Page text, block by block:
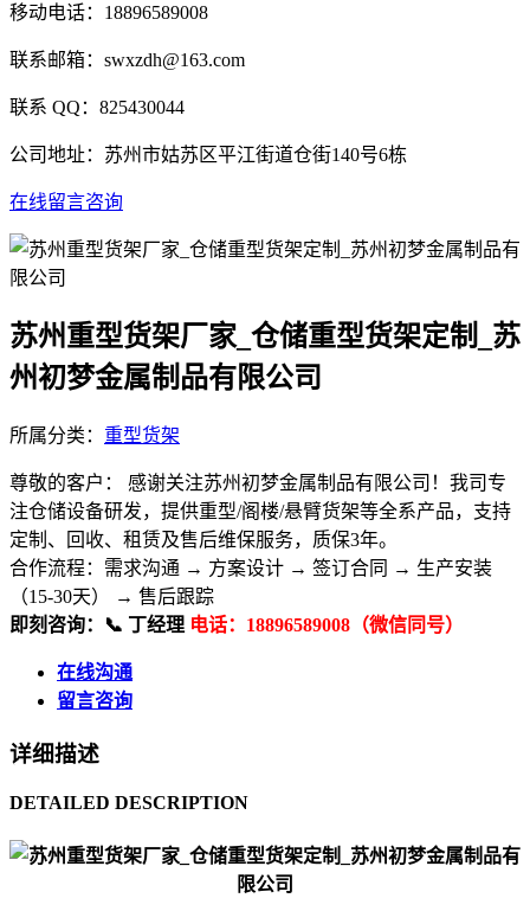
移动电话：18896589008
联系邮箱：swxzdh@163.com
联系 QQ：825430044
公司地址：苏州市姑苏区平江街道仓街140号6栋
在线留言咨询
苏州重型货架厂家_仓储重型货架定制_苏
州初梦金属制品有限公司
所属分类： 重型货架
尊敬的客户： 感谢关注苏州初梦金属制品有限公司！我司专
注仓储设备研发，提供重型/阁楼/悬臂货架等全系产品，支持
定制、回收、租赁及售后维保服务，质保3年。
合作流程：​ 需求沟通 → 方案设计 → 签订合同 → 生产安装
（15-30天） → 售后跟踪
即刻咨询：​ 📞 丁经理 电话：18896589008（微信同号）
在线沟通
留言咨询
详细描述
DETAILED DESCRIPTION